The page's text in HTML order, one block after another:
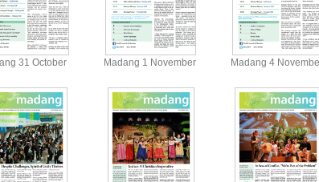
31 October
View
Madang 1 November
View
Madang 4
View